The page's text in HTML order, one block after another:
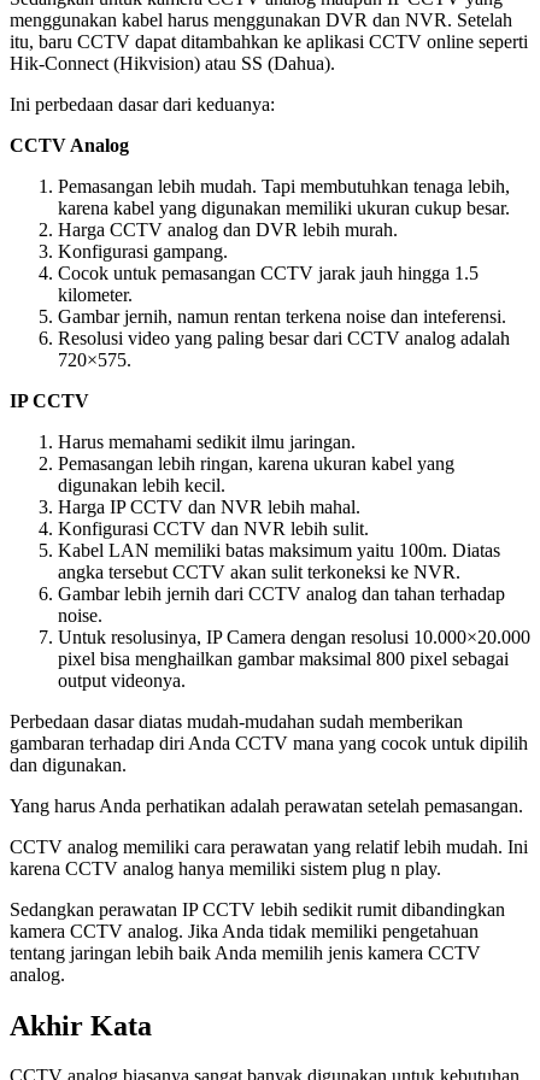
menggunakan kabel harus menggunakan DVR dan NVR. Setelah
itu, baru CCTV dapat ditambahkan ke aplikasi CCTV online seperti
Hik-Connect (Hikvision) atau SS (Dahua).
Ini perbedaan dasar dari keduanya:
CCTV Analog
Pemasangan lebih mudah. Tapi membutuhkan tenaga lebih,
karena kabel yang digunakan memiliki ukuran cukup besar.
Harga CCTV analog dan DVR lebih murah.
Konfigurasi gampang.
Cocok untuk pemasangan CCTV jarak jauh hingga 1.5
kilometer.
Gambar jernih, namun rentan terkena noise dan inteferensi.
Resolusi video yang paling besar dari CCTV analog adalah
720×575.
IP CCTV
Harus memahami sedikit ilmu jaringan.
Pemasangan lebih ringan, karena ukuran kabel yang
digunakan lebih kecil.
Harga IP CCTV dan NVR lebih mahal.
Konfigurasi CCTV dan NVR lebih sulit.
Kabel LAN memiliki batas maksimum yaitu 100m. Diatas
angka tersebut CCTV akan sulit terkoneksi ke NVR.
Gambar lebih jernih dari CCTV analog dan tahan terhadap
noise.
Untuk resolusinya, IP Camera dengan resolusi 10.000×20.000
pixel bisa menghailkan gambar maksimal 800 pixel sebagai
output videonya.
Perbedaan dasar diatas mudah-mudahan sudah memberikan
gambaran terhadap diri Anda CCTV mana yang cocok untuk dipilih
dan digunakan.
Yang harus Anda perhatikan adalah perawatan setelah pemasangan.
CCTV analog memiliki cara perawatan yang relatif lebih mudah. Ini
karena CCTV analog hanya memiliki sistem plug n play.
Sedangkan perawatan IP CCTV lebih sedikit rumit dibandingkan
kamera CCTV analog. Jika Anda tidak memiliki pengetahuan
tentang jaringan lebih baik Anda memilih jenis kamera CCTV
analog.
Akhir Kata